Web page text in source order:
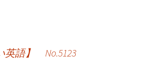
英語】 No.5123